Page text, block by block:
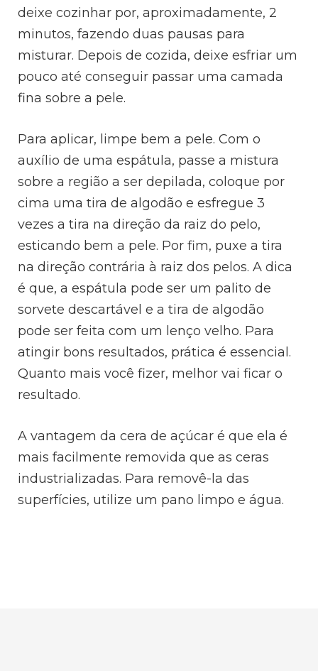
deixe cozinhar por, aproximadamente, 2
minutos, fazendo duas pausas para
misturar. Depois de cozida, deixe esfriar um
pouco até conseguir passar uma camada
fina sobre a pele.
Para aplicar, limpe bem a pele. Com o
auxílio de uma espátula, passe a mistura
sobre a região a ser depilada, coloque por
cima uma tira de algodão e esfregue 3
vezes a tira na direção da raiz do pelo,
esticando bem a pele. Por fim, puxe a tira
na direção contrária à raiz dos pelos. A dica
é que, a espátula pode ser um palito de
sorvete descartável e a tira de algodão
pode ser feita com um lenço velho. Para
atingir bons resultados, prática é essencial.
Quanto mais você fizer, melhor vai ficar o
resultado.
A vantagem da cera de açúcar é que ela é
mais facilmente removida que as ceras
industrializadas. Para removê-la das
superfícies, utilize um pano limpo e água.